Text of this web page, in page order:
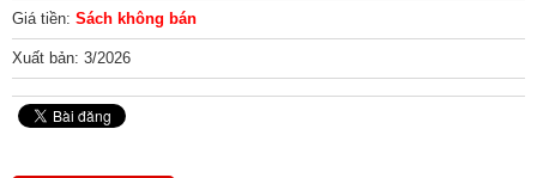
Giá tiền: Sách không bán
Xuất bản: 3/2026